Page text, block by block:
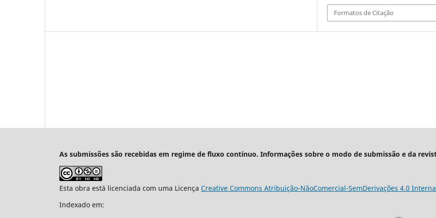
Formatos de Citação
As submissões são recebidas em regime de fluxo contínuo. Informações sobre o modo de submissão e da
Esta obra está licenciada com uma Licença Creative Commons Atribuição-NãoComercial-SemDerivações 4.0
Indexado em: